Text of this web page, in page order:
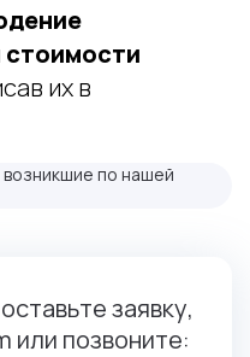
стоимости
их в
по нашей
оставьте заявку,
или позвоните: